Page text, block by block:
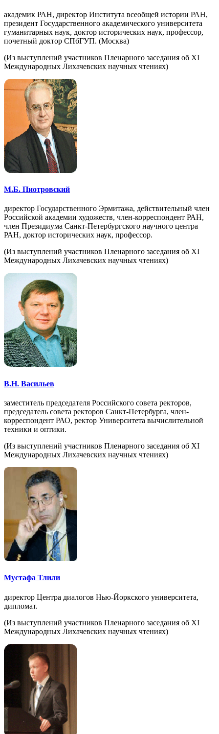
академик РАН, директор Института всеобщей истории РАН,
президент Государственного академического университета
гуманитарных наук, доктор исторических наук, профессор,
почетный доктор СПбГУП. (Москва)
(Из выступлений участников Пленарного заседания об XI
Международных Лихачевских научных чтениях)
М.Б. Пиотровский
директор Государственного Эрмитажа, действительный член
Российской академии художеств, член-корреспондент РАН,
член Президиума Санкт-Петербургского научного центра
РАН, доктор исторических наук, профессор.
(Из выступлений участников Пленарного заседания об XI
Международных Лихачевских научных чтениях)
В.Н. Васильев
заместитель председателя Российского совета ректоров,
председатель совета ректоров Санкт-Петербурга, член-
корреспондент РАО, ректор Университета вычислительной
техники и оптики.
(Из выступлений участников Пленарного заседания об XI
Международных Лихачевских научных чтениях)
Мустафа Тлили
директор Центра диалогов Нью-Йоркского университета,
дипломат.
(Из выступлений участников Пленарного заседания об XI
Международных Лихачевских научных чтениях)